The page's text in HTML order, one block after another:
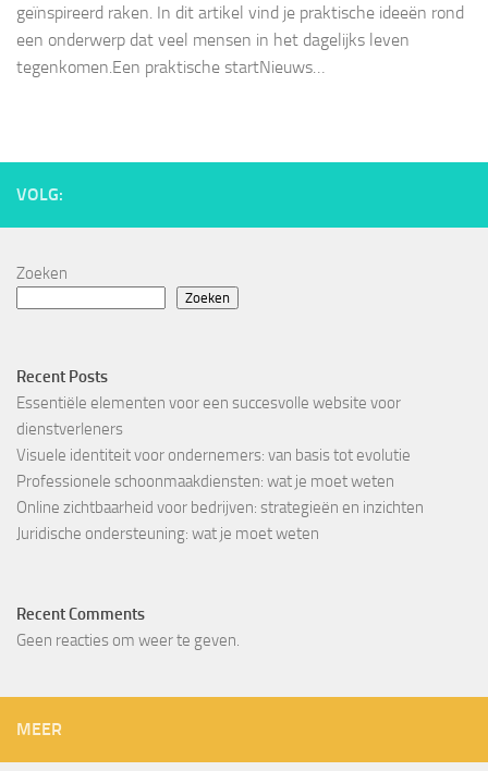
geïnspireerd raken. In dit artikel vind je praktische ideeën rond
een onderwerp dat veel mensen in het dagelijks leven
tegenkomen.Een praktische startNieuws…
VOLG:
Zoeken
Zoeken
Recent Posts
Essentiële elementen voor een succesvolle website voor
dienstverleners
Visuele identiteit voor ondernemers: van basis tot evolutie
Professionele schoonmaakdiensten: wat je moet weten
Online zichtbaarheid voor bedrijven: strategieën en inzichten
Juridische ondersteuning: wat je moet weten
Recent Comments
Geen reacties om weer te geven.
MEER